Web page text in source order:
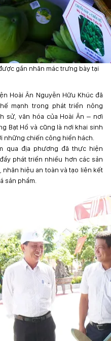
gắn nhãn mác trưng bày tại
Hoài Ân Nguyễn Hữu Khúc đã
mạnh trong phát triển nông
sử, văn hóa của Hoài Ân – nơi
Bạt Hổ và cũng là nơi khai sinh
những chiến công hiển hách.
qua địa phương đã thực hiện
phát triển nhiều hơn các sản
hiệu an toàn và tạo liên kết
sản phẩm.